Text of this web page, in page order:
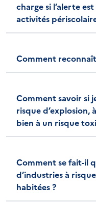
charge si l’alerte
activités
Comment
Comment savoir si
risque d’explosion,
bien à un risque
Comment se fait-il
d’industries à
habitées ?